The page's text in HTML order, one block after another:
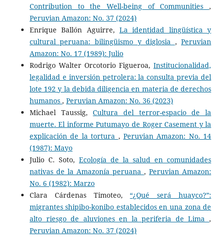
Contribution to the Well-being of Communities,
Peruvian Amazon: No. 37 (2024)
Enrique Ballón Aguirre, La identidad lingüística y
cultural peruana: bilingüismo y diglosia ,Peruvian
Amazon: No. 17 (1989): Julio
Rodrigo Walter Orcotorio Figueroa,Institucionalidad,
legalidad e inversión petrolera: la consulta previa del
lote 192 y la debida diligencia en materia de derechos
humanos , Peruvian Amazon: No. 36 (2023)
Michael Taussig,Cultura del terror-espacio de la
muerte. El informe Putumayo de Roger Casement y la
explicación de la tortura , Peruvian Amazon: No. 14
(1987): Mayo
Julio C. Soto, Ecología de la salud en comunidades
nativas de la Amazonía peruana,Peruvian Amazon:
No. 6 (1982): Marzo
Clara Cárdenas Timoteo,“¿Qué será huayco?”:
migrantes shipibo-konibo establecidos en una zona de
alto riesgo de aluviones en la periferia de Lima,
Peruvian Amazon: No. 37 (2024)